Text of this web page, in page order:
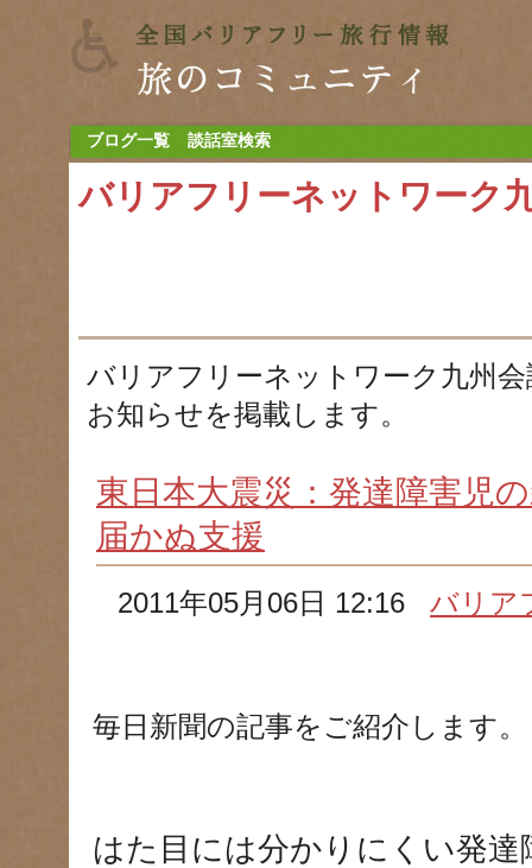
ブログ一覧 談話室検索
バリアフリーネットワーク
バリアフリーネットワーク九州
お知らせを掲載します。
東日本大震災：発達障害児
届かぬ支援
2011年05月06日 12:16バリア
毎日新聞の記事をご紹介します。
はた目には分かりにくい発